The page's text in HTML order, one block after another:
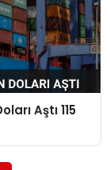
Aştı 115